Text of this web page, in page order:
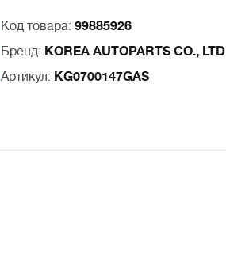
Код товара: 99885926
Бренд: KOREA AUTOPARTS CO., LTD
Артикул: KG0700147GAS